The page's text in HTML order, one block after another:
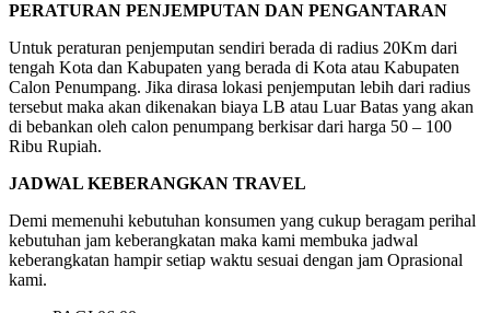
PERATURAN PENJEMPUTAN DAN PENGANTARAN
Untuk peraturan penjemputan sendiri berada di radius 20Km dari
tengah Kota dan Kabupaten yang berada di Kota atau Kabupaten
Calon Penumpang. Jika dirasa lokasi penjemputan lebih dari radius
tersebut maka akan dikenakan biaya LB atau Luar Batas yang akan
di bebankan oleh calon penumpang berkisar dari harga 50 – 100
Ribu Rupiah.
JADWAL KEBERANGKAN TRAVEL
Demi memenuhi kebutuhan konsumen yang cukup beragam perihal
kebutuhan jam keberangkatan maka kami membuka jadwal
keberangkatan hampir setiap waktu sesuai dengan jam Oprasional
kami.